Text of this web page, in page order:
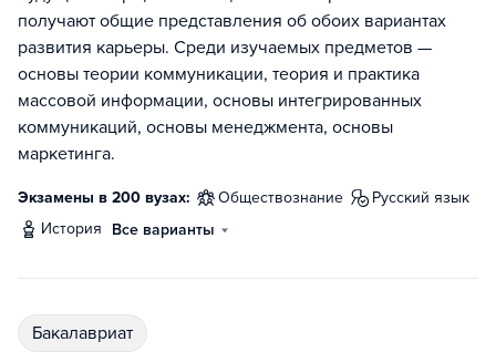
получают общие представления об обоих вариантах
развития карьеры. Среди изучаемых предметов —
основы теории коммуникации, теория и практика
массовой информации, основы интегрированных
коммуникаций, основы менеджмента, основы
маркетинга.
Экзамены в 200 вузах: обществознание
русский язык
история
Все варианты
бакалавриат